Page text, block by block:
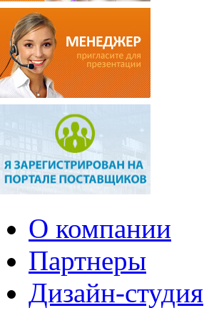
О компании
Партнеры
Дизайн-студия